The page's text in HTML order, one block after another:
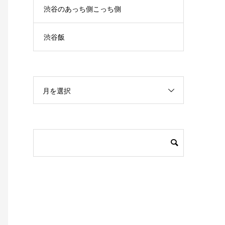
渋谷のあっち側こっち側
渋谷飯
月を選択